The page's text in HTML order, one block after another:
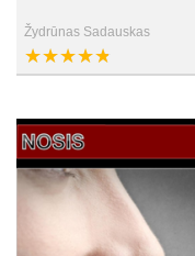
Žydrūnas Sadauskas